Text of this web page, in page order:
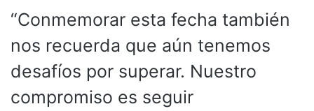
“Conmemorar esta fecha también
nos recuerda que aún tenemos
desafíos por superar. Nuestro
compromiso es seguir